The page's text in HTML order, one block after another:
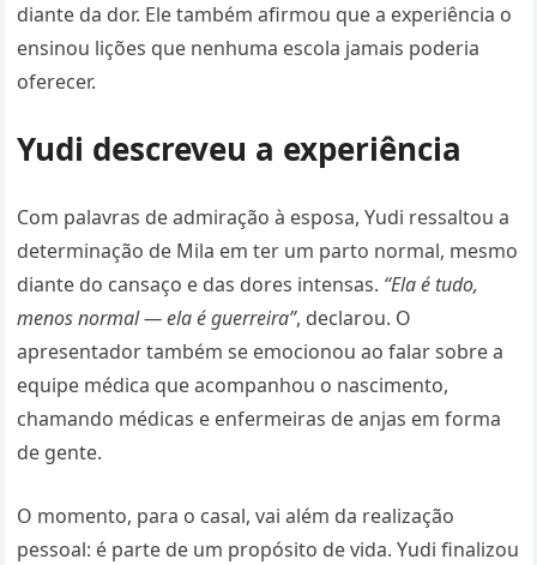
diante da dor. Ele também afirmou que a experiência o
ensinou lições que nenhuma escola jamais poderia
oferecer.
Yudi descreveu a experiência
Com palavras de admiração à esposa, Yudi ressaltou a
determinação de Mila em ter um parto normal, mesmo
diante do cansaço e das dores intensas. “Ela é tudo,
menos normal — ela é guerreira”, declarou. O
apresentador também se emocionou ao falar sobre a
equipe médica que acompanhou o nascimento,
chamando médicas e enfermeiras de anjas em forma
de gente.
O momento, para o casal, vai além da realização
pessoal: é parte de um propósito de vida. Yudi finalizou